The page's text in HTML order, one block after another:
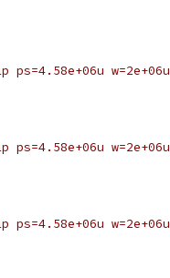
ps=4.58e+06u
ps=4.58e+06u
ps=4.58e+06u